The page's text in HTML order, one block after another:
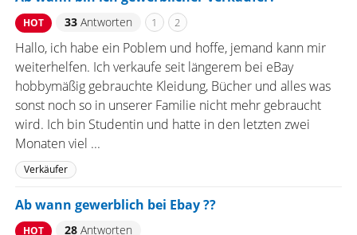
HOT 33Antworten 1 2
Hallo, ich habe ein Poblem und hoffe, jemand kann mir
weiterhelfen. Ich verkaufe seit längerem bei eBay
hobbymäßig gebrauchte Kleidung, Bücher und alles was
sonst noch so in unserer Familie nicht mehr gebraucht
wird. Ich bin Studentin und hatte in den letzten zwei
Monaten viel ...
Verkäufer
Ab wann gewerblich bei Ebay ??
HOT 28Antworten